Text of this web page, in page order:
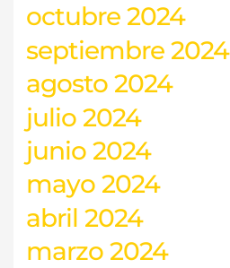
octubre 2024
septiembre 2024
agosto 2024
julio 2024
junio 2024
mayo 2024
abril 2024
marzo 2024